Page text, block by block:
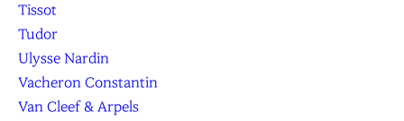
Tissot
Tudor
Ulysse Nardin
Vacheron Constantin
Van Cleef & Arpels